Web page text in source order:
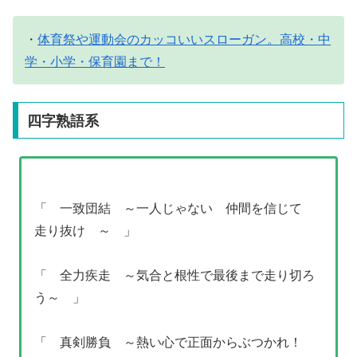
・ 体育祭や運動会のカッコいいスローガン。高校・中
学・小学・保育園まで！
四字熟語系
「 一致団結 ～一人じゃない 仲間を信じて
走り抜け ～ 」
「 全力疾走 ～気合と根性で最後まで走り切ろ
う～ 」
「 真剣勝負 ～熱い心で正面からぶつかれ！